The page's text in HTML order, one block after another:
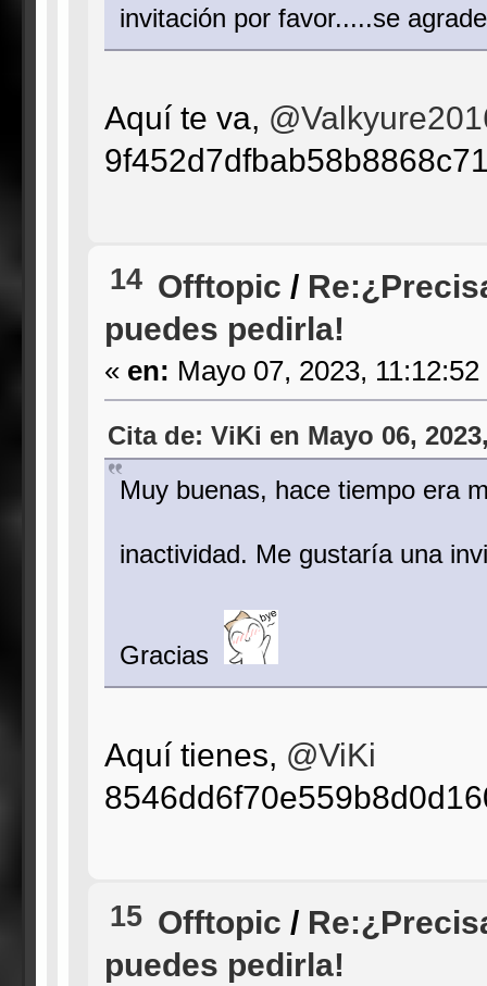
invitación por favor.....se
Aquí te va,
14 Offtopic /
puedes pedirla!
« en: Mayo 07, 2023,
Cita de: ViKi en Mayo 06,
Muy buenas, hace tiempo era
inactividad. Me gustaría una
Gracias
Aquí tienes, @ViKi
15 Offtopic /
puedes pedirla!